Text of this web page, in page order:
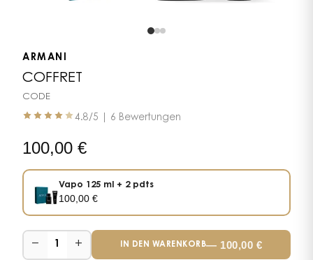
ARMANI
COFFRET
CODE
4.8/5 | 6 Bewertungen
100,00 €
Vapo 125 ml + 2 pdts
100,00€
− 1 + IN DEN WARENKORB— 100,00 €